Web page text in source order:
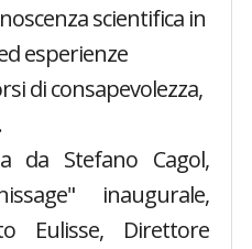
scientifica in
esperienze
di consapevolezza,
da Stefano Cagol,
inaugurale,
Eulisse, Direttore